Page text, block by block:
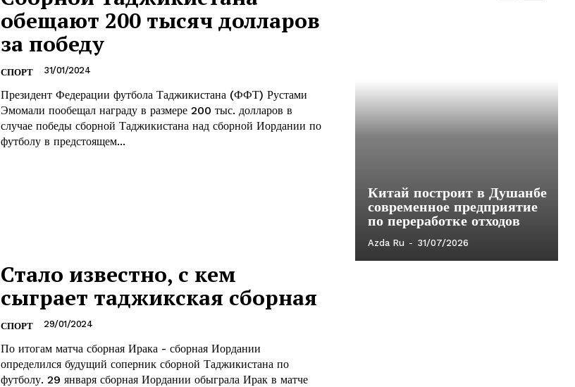
обещают 200 тысяч долларов
за победу
СПОРТ 31/01/2024
Президент Федерации футбола Таджикистана (ФФТ) Рустами
Эмомали пообещал награду в размере 200 тыс. долларов в
случае победы сборной Таджикистана над сборной Иордании по
футболу в предстоящем...
Стало известно, с кем
сыграет таджикская сборная
СПОРТ 29/01/2024
По итогам матча сборная Ирака - сборная Иордании
определился будущий соперник сборной Таджикистана по
футболу. 29 января сборная Иордании обыграла Ирак в матче
Китай построит в Душанбе
современное предприятие
по переработке отходов
Azda Ru - 31/07/2026